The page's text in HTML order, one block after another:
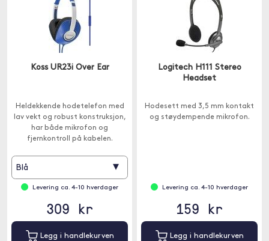
Koss UR23i Over Ear
Heldekkende hodetelefon med
lav vekt og robust konstruksjon,
har både mikrofon og
fjernkontroll på kabelen.
Blå ▾
Levering ca. 4-10 hverdager
309 kr
Legg i handlekurven
Logitech H111 Stereo
Headset
Hodesett med 3,5 mm kontakt
og støydempende mikrofon.
Levering ca. 4-10 hverdager
159 kr
Legg i handlekurven